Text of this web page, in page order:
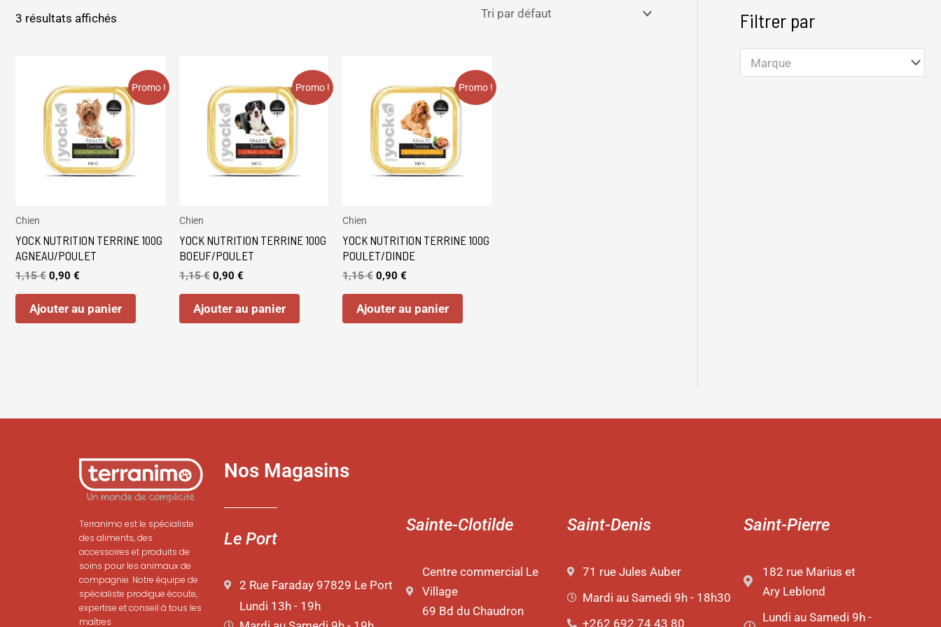
3 résultats affichés
Promo !
Chien
YOCK NUTRITION TERRINE 100G
AGNEAU/POULET
1,15€
initial
était :
1,15 €.
0,90 €
actuel
est :
0,90 €.
Ajouter au panier
Promo !
Chien
YOCK NUTRITION TERRINE 100G
BOEUF/POULET
1,15€
initial
était :
1,15 €.
0,90 €
actuel
est :
0,90 €.
Ajouter au panier
Promo !
Chien
YOCK NUTRITION TERRINE 100G
POULET/DINDE
1,15€
initial
était :
1,15 €.
0,90 €
actuel
est :
0,90 €.
Ajouter au panier
Filtrer par
Marque
Terranimo est le spécialiste
des aliments, des
accessoires et produits de
soins pour les animaux de
compagnie. Notre équipe de
spécialiste prodigue écoute,
expertise et conseil à tous les
maîtres
Nos Magasins
Le Port
2 Rue Faraday 97829 Le Port
Lundi 13h - 19h
Sainte-Clotilde
Centre commercial Le
Village
69 Bd du Chaudron
Saint-Denis
71 rue Jules Auber
Mardi au Samedi 9h - 18h30
+262 692 74 43 80
Saint-Pierre
182 rue Marius et
Ary Leblond
Lundi au Samedi 9h -